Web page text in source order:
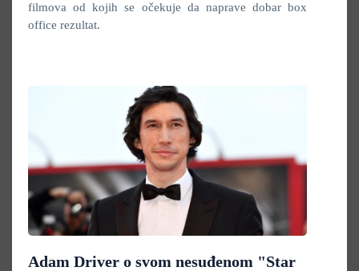
filmova od kojih se očekuje da naprave dobar box
office rezultat.
Adam Driver o svom nesuđenom "Star